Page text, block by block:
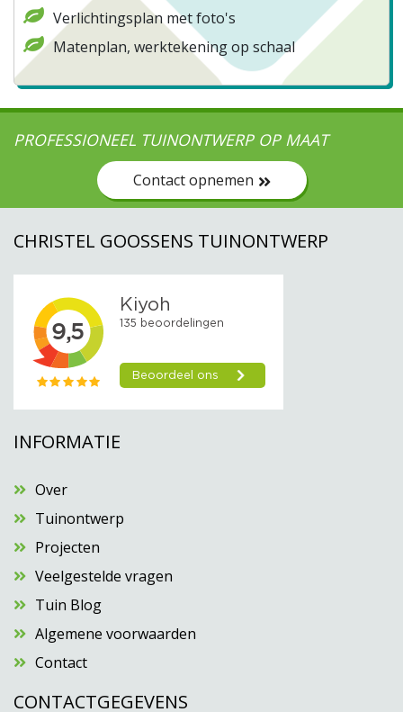
Verlichtingsplan met foto's
Matenplan, werktekening op schaal
PROFESSIONEEL TUINONTWERP OP MAAT
Contact opnemen
CHRISTEL GOOSSENS TUINONTWERP
INFORMATIE
Over
Tuinontwerp
Projecten
Veelgestelde vragen
Tuin Blog
Algemene voorwaarden
Contact
CONTACTGEGEVENS